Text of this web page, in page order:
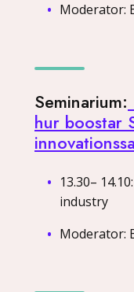
Moderator:
Seminarium:
hur boostar
13.30–
industry
Moderator: